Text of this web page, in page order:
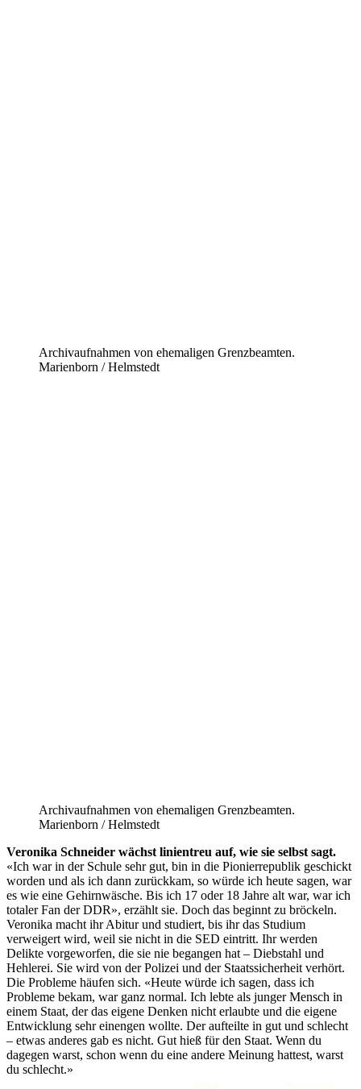
Archivaufnahmen von ehemaligen Grenzbeamten.
Marienborn / Helmstedt
Archivaufnahmen von ehemaligen Grenzbeamten.
Marienborn / Helmstedt
Veronika Schneider wächst linientreu auf, wie sie selbst sagt.
«Ich war in der Schule sehr gut, bin in die Pionierrepublik geschickt
worden und als ich dann zurückkam, so würde ich heute sagen, war
es wie eine Gehirnwäsche. Bis ich 17 oder 18 Jahre alt war, war ich
totaler Fan der DDR», erzählt sie. Doch das beginnt zu bröckeln.
Veronika macht ihr Abitur und studiert, bis ihr das Studium
verweigert wird, weil sie nicht in die SED eintritt. Ihr werden
Delikte vorgeworfen, die sie nie begangen hat – Diebstahl und
Hehlerei. Sie wird von der Polizei und der Staatssicherheit verhört.
Die Probleme häufen sich. «Heute würde ich sagen, dass ich
Probleme bekam, war ganz normal. Ich lebte als junger Mensch in
einem Staat, der das eigene Denken nicht erlaubte und die eigene
Entwicklung sehr einengen wollte. Der aufteilte in gut und schlecht
– etwas anderes gab es nicht. Gut hieß für den Staat. Wenn du
dagegen warst, schon wenn du eine andere Meinung hattest, warst
du schlecht.»